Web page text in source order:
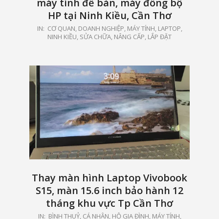
HP tại Ninh Kiều, Cần Thơ
2024-
IN: CƠ QUAN, DOANH NGHIỆP MÁY TÍNH, LAPTOP
NINH KIỀU SỬA CHỮA, NÂNG CẤP, LẮP ĐẶT
Thay màn hình Laptop Vivobook
S15, màn 15.6 inch bảo hành 12
tháng khu vực Tp Cần Thơ
2024-
IN: BÌNH THUỶ, CÁ NHÂN, HỘ GIA ĐÌNH, MÁY TÍNH,